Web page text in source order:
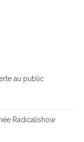
au public
Radicalishow